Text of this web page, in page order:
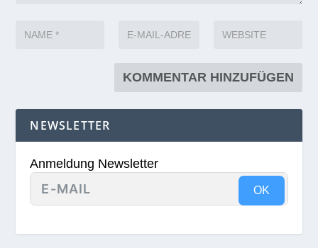
NEWSLETTER
Anmeldung Newsletter
OK